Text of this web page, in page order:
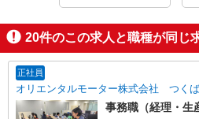
20件のこの求人と職種が同じ
正社員
オリエンタルモーター株式会社 つく
事務職（経理・生